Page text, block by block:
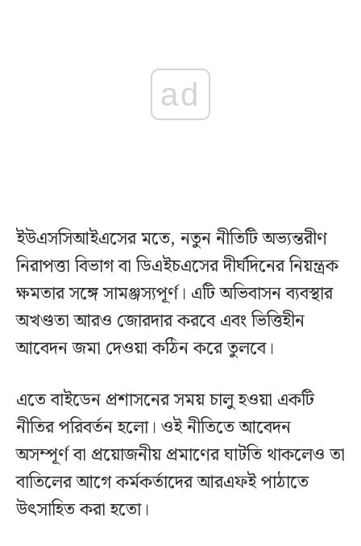
ad
ইউএসসিআইএসের মতে, নতুন নীতিটি অভ্যন্তরীণ
নিরাপত্তা বিভাগ বা ডিএইচএসের দীর্ঘদিনের নিয়ন্ত্রক
ক্ষমতার সঙ্গে সামঞ্জস্যপূর্ণ। এটি অভিবাসন ব্যবস্থার
অখণ্ডতা আরও জোরদার করবে এবং ভিত্তিহীন
আবেদন জমা দেওয়া কঠিন করে তুলবে।
এতে বাইডেন প্রশাসনের সময় চালু হওয়া একটি
নীতির পরিবর্তন হলো। ওই নীতিতে আবেদন
অসম্পূর্ণ বা প্রয়োজনীয় প্রমাণের ঘাটতি থাকলেও তা
বাতিলের আগে কর্মকর্তাদের আরএফই পাঠাতে
উৎসাহিত করা হতো।